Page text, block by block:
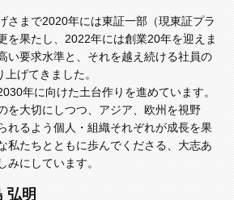
さまで2020年には東証一部（現東証プラ
を果たし、2022年には創業20年を迎えま
い要求水準と、それを越え続ける社員の
げてきました。
年に向けた土台作りを進めています。
を大切にしつつ、アジア、欧州を視野
れるよう個人・組織それぞれが成長を果
私たちとともに歩んでくださる、大志あ
みにしています。
弘明